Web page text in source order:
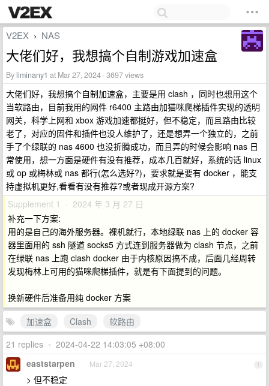
V2EX › NAS
大佬们好，我想搞个自制游戏加速盒
By liminany1 at Mar 27, 2024 · 3697 views
大佬们好，我想搞个自制加速盒，主要是用 clash ，同时也想用这个
当软路由，目前我用的网件 r6400 主路由加猫咪爬梯插件实现的透明
网关，科学上网和 xbox 游戏加速都挺好，但不稳定，而且路由比较
老了，对应的固件和插件也没人维护了，还是想弄一个独立的，之前
手了个绿联的 nas 4600 也没折腾成功，而且弄的时候会影响 nas 日
常使用，想一方面是硬件有没有推荐，成本几百就好，系统的话 linux
或 op 或梅林或 nas 都行(怎么选好?)，要求就是要有 docker ，能支
持虚拟机更好,看看有没有推荐?或者现成开源方案?
Supplement 1 · 2024 年 3 月 27 日
补充一下方案:
用的是自己的海外服务器。裸机就行，本地绿联 nas 上的 docker 容
器里面用的 ssh 隧道 socks5 方式连到服务器做为 clash 节点，之前
在绿联 nas 上跑 clash docker 由于内核原因搞不成，后面几经周转
发现梅林上可用的猫咪爬梯插件，就是有下面提到的问题。
换新硬件后准备用纯 docker 方案
加速盒
Clash
软路由
21 replies • 2024-04-22 14:03:05 +08:00
1
eaststarpen Mar 27, 2024
> 但不稳定